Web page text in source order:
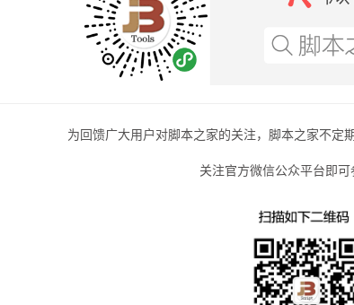
为回馈广大用户对脚本之家的关注，脚本之家不定
关注官方微信公众平台即可